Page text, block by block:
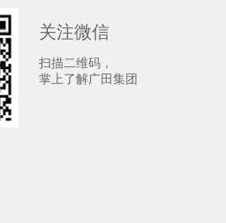
关注微信
扫描二维码，
掌上了解广田集团